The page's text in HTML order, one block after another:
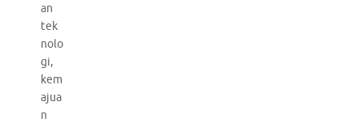
an
tek
nolo
gi,
kem
ajua
n